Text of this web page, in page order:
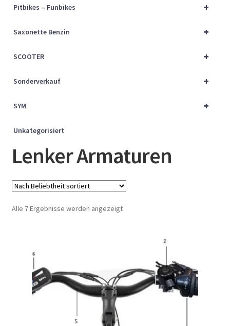
+
Pitbikes – Funbikes
+
Saxonette Benzin
+
SCOOTER
+
Sonderverkauf
+
SYM
Unkategorisiert
Lenker Armaturen
Alle 7 Ergebnisse werden angezeigtNach